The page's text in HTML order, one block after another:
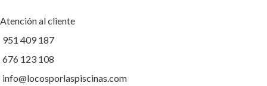
Atención al cliente
951 409 187
676 123 108
info@locosporlaspiscinas.com